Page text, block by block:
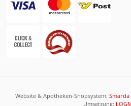
Website & Apotheken-Shopsystem:
Umsetzung: